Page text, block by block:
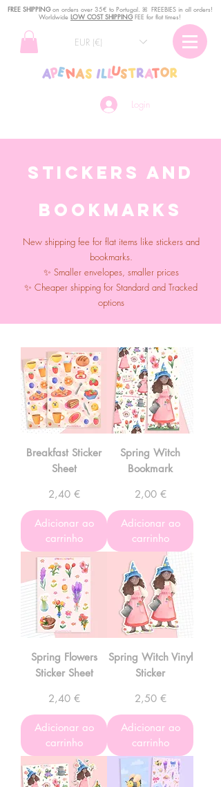
Login
EUR (€)
FREE SHIPPINGon orders over 35€ to Portugal. ꕤ FREEBIES in all orders!
Worldwide LOW COST SHIPPINGFEE for flat times!
Stickers and
bookmarks
New shipping fee for flat items like stickers and
bookmarks.
✨ Smaller envelopes, smaller prices
✨ Cheaper shipping for Standard and Tracked
options
Breakfast Sticker
Sheet
Preço
2,40 €
Adicionar ao
carrinho
Spring Witch
Bookmark
Preço
2,00 €
Adicionar ao
carrinho
Spring Flowers
Sticker Sheet
Preço
2,40 €
Adicionar ao
carrinho
Spring Witch Vinyl
Sticker
Preço
2,50 €
Adicionar ao
carrinho